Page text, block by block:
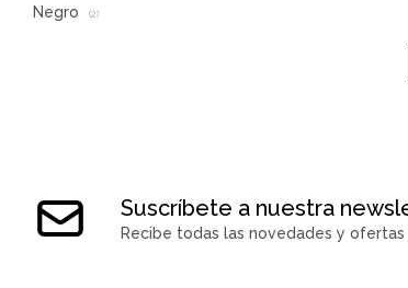
Negro (2)
Suscríbete a nuestra
Recibe todas las novedades y